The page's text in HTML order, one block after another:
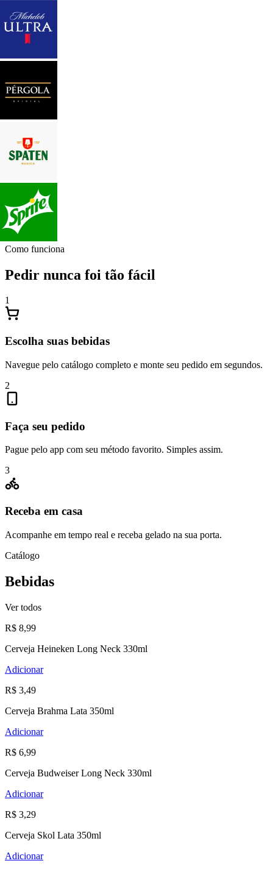
Como funciona
Pedir nunca foi tão fácil
1
Escolha suas bebidas
Navegue pelo catálogo completo e monte seu pedido em segundos.
2
Faça seu pedido
Pague pelo app com seu método favorito. Simples assim.
3
Receba em casa
Acompanhe em tempo real e receba gelado na sua porta.
Catálogo
Bebidas
Ver todos
R$ 8,99
Cerveja Heineken Long Neck 330ml
Adicionar
R$ 3,49
Cerveja Brahma Lata 350ml
Adicionar
R$ 6,99
Cerveja Budweiser Long Neck 330ml
Adicionar
R$ 3,29
Cerveja Skol Lata 350ml
Adicionar